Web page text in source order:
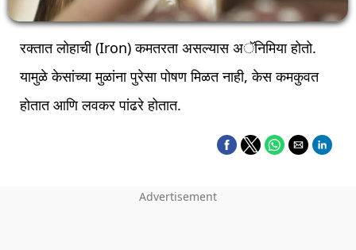
रक्तात लोहाची (Iron) कमतरता असल्यास अॅनिमिया होतो.
यामुळे केसांच्या मुळांना पुरेसा पोषण मिळत नाही, केस कमकुवत
होतात आणि लवकर पांढरे होतात.